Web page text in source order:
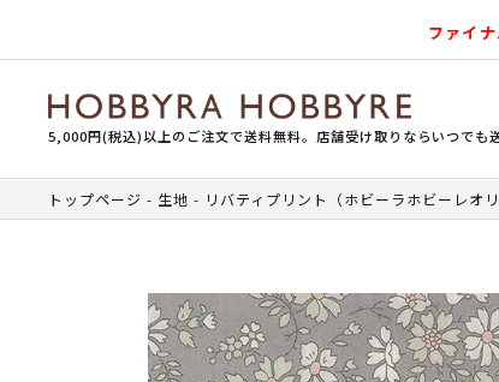
ファイ
5,000円(税込)以上のご注文で送料無料。店舗受け取りならいつでも
トップページ 生地 リバティプリント（ホビーラホビーレオリ